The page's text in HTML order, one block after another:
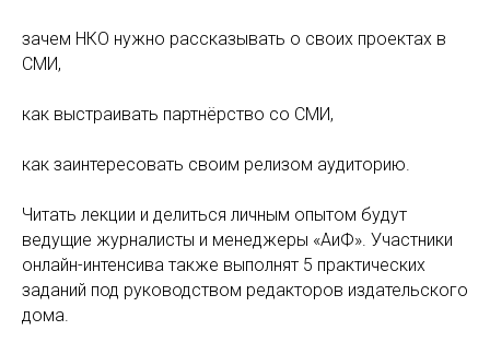
зачем НКО нужно рассказывать о своих проектах в
СМИ,
как выстраивать партнёрство со СМИ,
как заинтересовать своим релизом аудиторию.
Читать лекции и делиться личным опытом будут
ведущие журналисты и менеджеры «АиФ». Участники
онлайн-интенсива также выполнят 5 практических
заданий под руководством редакторов издательского
дома.